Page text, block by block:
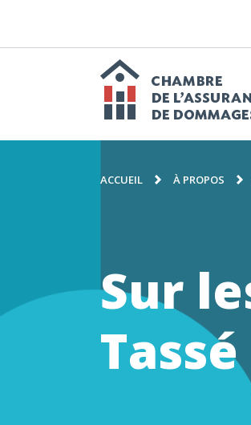
CONTENU
de
de
FIL
ACCUEIL À PROPOS
Sur
Tassé